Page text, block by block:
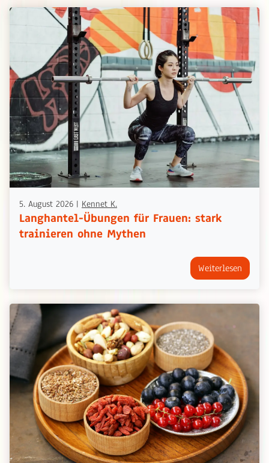
5. August 2026 | Kennet K.
Langhantel-Übungen für Frauen: stark
trainieren ohne Mythen
Weiterlesen